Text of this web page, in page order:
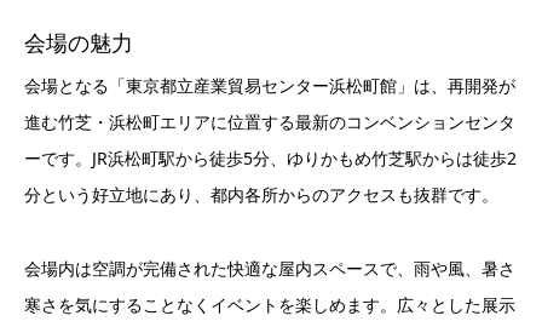
会場の魅力
会場となる「東京都立産業貿易センター浜松町館」は、再開発が
進む竹芝・浜松町エリアに位置する最新のコンベンションセンタ
ーです。JR浜松町駅から徒歩5分、ゆりかもめ竹芝駅からは徒歩2
分という好立地にあり、都内各所からのアクセスも抜群です。
会場内は空調が完備された快適な屋内スペースで、雨や風、暑さ
寒さを気にすることなくイベントを楽しめます。広々とした展示